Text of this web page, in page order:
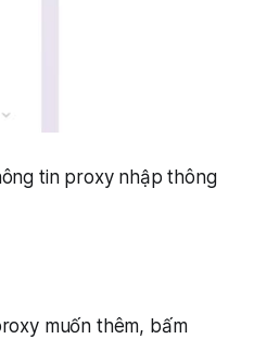
tin proxy nhập thông
muốn thêm, bấm